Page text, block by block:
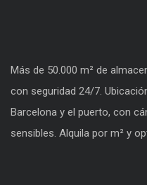
Más de 50.000 m² de
con seguridad 24/7.
Barcelona y el puerto, con
sensibles. Alquila por m² y